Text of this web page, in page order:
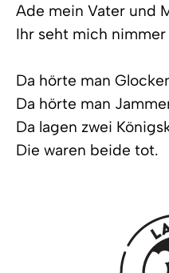
Ade mein Vater und
Ihr seht mich nimmer
Da hörte man
Da hörte man
Da lagen zwei
Die waren beide tot.